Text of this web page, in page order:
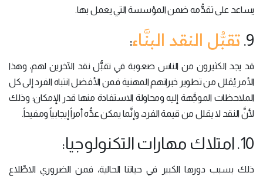
يساعد على تقدُّمه ضمن المؤسسة التي يعمل بها.
9. تقبُّل النقد البنَّاء:
قد يجد الكثيرون من الناس صعوبة في تقبُّل نقد الآخرين لهم، وهذا
الأمر يُقلل من تطوير خبراتهم المهنية فمن الأفضل انتباه الفرد إلى كل
الملاحظات الموجَّهة إليه ومحاولة الاستفادة منها قدر الإمكان؛ وذلك
لأنَّ النقد لا يقلل من قيمة الفرد، وإنَّما يمكن عدُّه أمراً إيجابياً ومفيداً.
10. امتلاك مهارات التكنولوجيا:
ذلك بسبب دورها الكبير في حياتنا الحالية، فمن الضروري الاطِّلاع